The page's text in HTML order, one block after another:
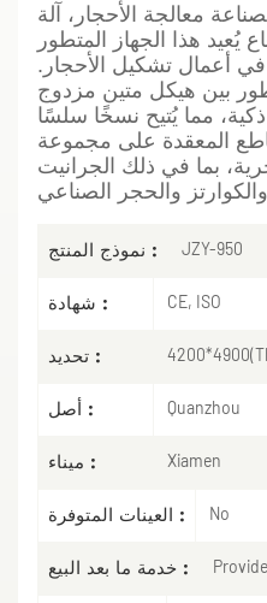
معالجة الأحجار، آلة
يُعيد هذا الجهاز المتطور
في أعمال تشكيل الأحجار.
بين هيكل متين مزدوج
مما يُتيح نسخًا سلسًا
المعقدة على مجموعة
بما في ذلك الجرانيت
نموذج المنتج : JZY-950
شهادة : CE, ISO
تحديد :
أصل : Quanzhou
ميناء : Xiamen
العينات المتوفرة : No
خدمة ما بعد البيع :